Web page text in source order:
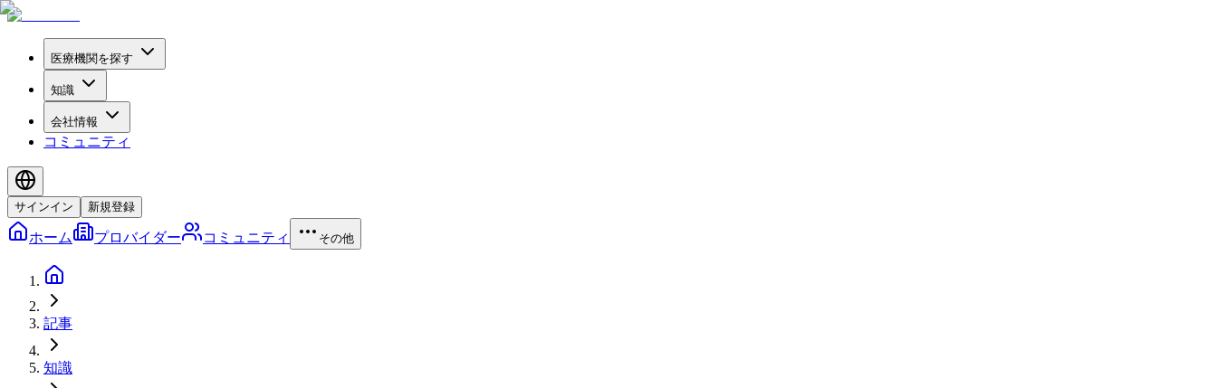
医療機関を探す
知識
会社情報
コミュニティ
サインイン 新規登録
ホーム プロバイダー コミュニティ その他
記事
知識